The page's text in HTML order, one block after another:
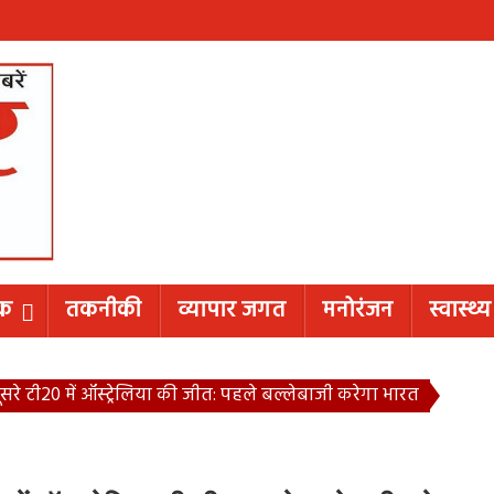
तकनीकी व्यापार जगत मनोरंजन स्वास्थ्य
टी20 में ऑस्ट्रेलिया की जीत: पहले बल्लेबाजी करेगा भारत